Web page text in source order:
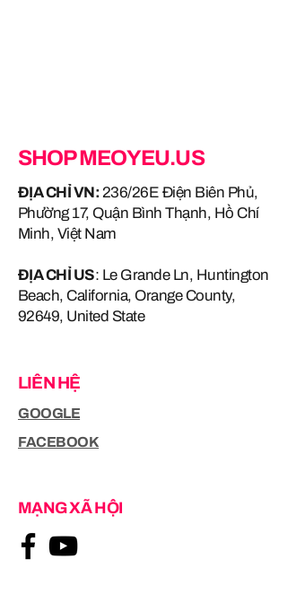
SHOP MEOYEU.US
ĐỊA CHỈ VN: 236/26E Điện Biên Phủ,
Phường 17, Quận Bình Thạnh, Hồ Chí
Minh, Việt Nam
ĐỊA CHỈ US: Le Grande Ln, Huntington
Beach, California, Orange County,
92649, United State
LIÊN HỆ
GOOGLE
FACEBOOK
MẠNG XÃ HỘI